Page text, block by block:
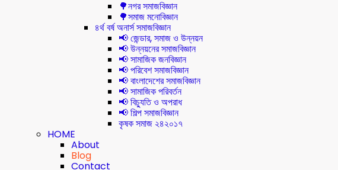
🌳নগর সমাজবিজ্ঞান
🌳সমাজ মনোবিজ্ঞান
৪র্থ বর্ষ অনার্স সমাজবিজ্ঞান
📢 জেন্ডার, সমাজ ও উন্নয়ন
📢 উন্নয়নের সমাজবিজ্ঞান
📢 সামাজিক জনবিজ্ঞান
📢 পরিবেশ সমাজবিজ্ঞান
📢 বাংলাদেশের সমাজবিজ্ঞান
📢 সামাজিক পরিবর্তন
📢 বিচ্যুতি ও অপরাধ
📢 শিল্প সমাজবিজ্ঞান
কৃষক সমাজ ২৪২০১৭
HOME
About
Blog
Contact